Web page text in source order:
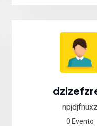
npjdjfhuxz
0 Evento